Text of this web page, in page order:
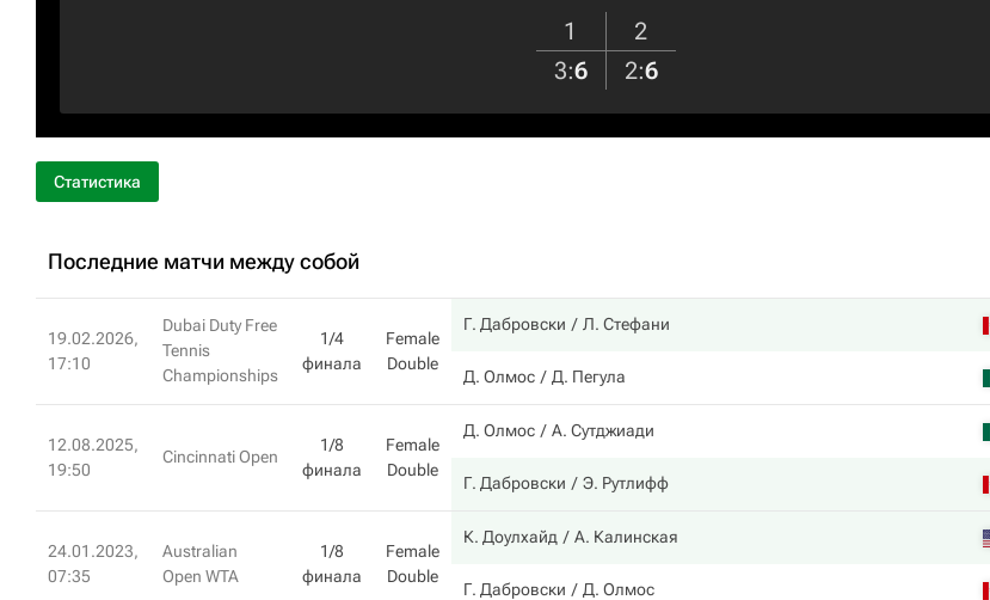
1
2
3:6 2:6
Статистика
Последние матчи между собой
19.02.2026,
17:10
Dubai Duty Free
Tennis
Championships
1/4
финала
Female
Double
Г. Дабровски Л. Стефани
Д. Олмос Д. Пегула
12.08.2025,
19:50
Cincinnati Open
1/8
финала
Female
Double
Д. Олмос А. Сутджиади
Г. Дабровски Э. Рутлифф
24.01.2023,
07:35
Australian
Open WTA
1/8
финала
Female
Double
К. Доулхайд А. Калинская
Г. Дабровски Д. Олмос